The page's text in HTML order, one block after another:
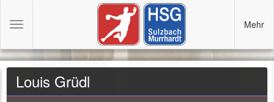
Louis Grüdl
Toggle
Mehr